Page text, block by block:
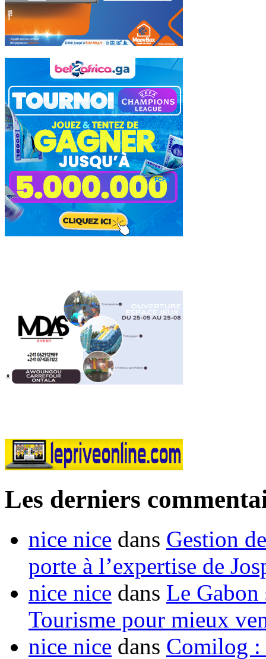
Les derniers
nice nice dans Gestion
porte à l’expertise de
nice nice dans Le Gabon
Tourisme pour mieux
nice nice dans Comilog :